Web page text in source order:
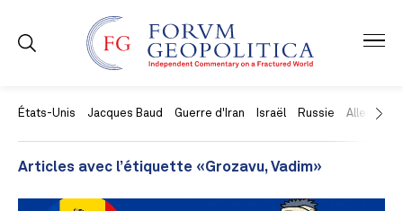
États-Unis Jacques Baud Guerre d'Iran Israël Russie Allemagne
Articles avec l’étiquette «Grozavu, Vadim»